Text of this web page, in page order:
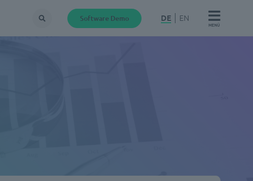
Suche Software Demo DE EN
MENÜ